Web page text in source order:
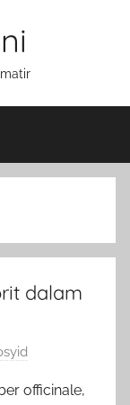
dalam
officinale,